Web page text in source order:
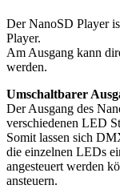
Der NanoSD Player
Player.
Am Ausgang kann
werden.
Umschaltbarer
Der Ausgang des
verschiedenen LED
Somit lassen sich
die einzelnen LEDs
angesteuert werden
ansteuern.